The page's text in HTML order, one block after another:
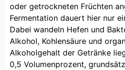
oder getrockneten Früchten
Fermentation dauert hier nur
Dabei wandeln Hefen und
Alkohol, Kohlensäure und
Alkoholgehalt der Getränke
0,5 Volumenprozent,